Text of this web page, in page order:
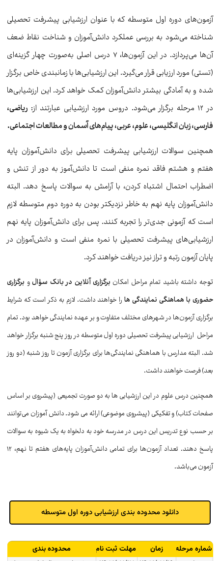
‌آزمون‌های دوره اول متوسطه که با عنوان ارزشیابی پیشرفت تحصیلی
شناخته می‌شود به بررسی عملکرد دانش‌آموزان و شناخت نقاط ضعف
آن‌ها می‌پردازد. در این آزمون‌ها، ۷ درس اصلی به‌صورت چهار گزینه‌ای
(تستی) مورد ارزیابی قرار می‌گیرد. این ارزشیابی‌ها با زمانبندی خاص برگزار
شده و به آمادگی بیشتر دانش‌آموزان کمک خواهد کرد. این ارزشیابی‌ها
در ۱۲ مرحله برگزار می‌شود. دروس مورد ارزشیابی عبارتند از:
ریاضی،
فارسی، زبان انگلیسی، علوم، عربی، پیام‌های آسمان و مطالعات اجتماعی.
همچنین سوالات ارزشیابی پیشرفت تحصیلی برای دانش‌آموزان پایه
هفتم و هشتم فاقد نمره منفی است تا دانش‌آموز به دور از تنش و
اضطراب احتمال اشتباه کردن، با آرامش به سوالات پاسخ دهد. البته
دانش‌آموزان پایه نهم به خاطر نزدیکتر بودن به دوره دوم متوسطه لازم
است که آزمونی جدی‌تر را تجربه کنند. پس برای دانش‌آموزان پایه نهم
ارزشیابی‌های پیشرفت تحصیلی با نمره منفی است و دانش‌آموزان در
پایان آزمون رتبه و تراز نیز دریافت خواهند کرد.
توجه داشته باشید تمام مراحل امکان برگزاری آنلاین در بانک سؤالو برگزاری
حضوری با هماهنگی نمایندگی‏ هارا خواهند داشت. لازم به ذکر است که شرایط
برگزاری آزمون‌ها در شهرهای مختلف متفاوت و بر عهده نمایندگی خواهد بود.تمام
مراحل ارزشیابی‌ پیشرفت تحصیلی دوره اول متوسطه در روز پنج شنبه برگزار خواهد
شد. البته مدارس با هماهنگی نمایندگی‌‌ها برای برگزاری آزمون تا روز شنبه (دو روز
بعد) فرصت خواهند داشت.
همچنین درس علوم در این ارزشیابی ها به دو صورت تجمیعی (پیشروی بر اساس
صفحات کتاب) و تفکیکی (پیشروی موضوعی) ارائه می شود. دانش آموزان می‌توانند
بر حسب نوع تدریس این درس در مدرسه خود به دلخواه به یک شیوه به سوالات
پاسخ دهند. تعداد آزمون‌ها برای تمامی دانش‌آموزان پایه‌های هفتم تا نهم، ۱۲
آزمون می‌باشد.
دانلود محدوده بندی ارزشیابی دوره اول متوسطه
شماره مرحله زمان مهلت ثبت نام محدوده بندی